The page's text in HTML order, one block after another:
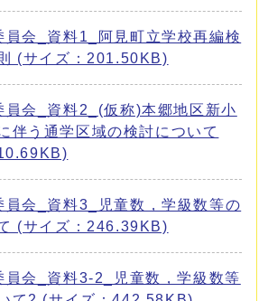
員会_資料1_阿見町立学校再編検
(サイズ：201.50KB)
員会_資料2_(仮称)本郷地区新小
伴う通学区域の検討について
員会_資料3_児童数，学級数等の
(サイズ：246.39KB)
員会_資料3-2_児童数，学級数等